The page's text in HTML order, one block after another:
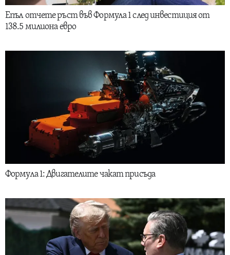
Епъл отчете ръст във Формула 1 след инвестиция от
138.5 милиона евро
Формула 1: Двигателите чакат присъда